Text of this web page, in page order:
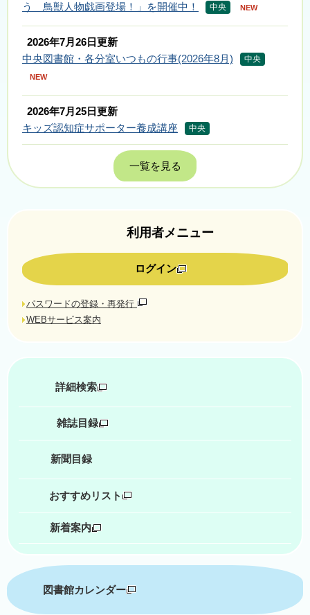
利用者メニュー
ログイン
パスワードの登録・再発行
WEBサービス案内
詳細検索
雑誌目録
新聞目録
おすすめリスト
新着案内
図書館カレンダー
う 鳥獣人物戯画登場！」を開催中！
中央 NEW
2026年7月26日更新
中央図書館・各分室いつもの行事(2026年8月)
中央
NEW
2026年7月25日更新
キッズ認知症サポーター養成講座
中央
一覧を見る